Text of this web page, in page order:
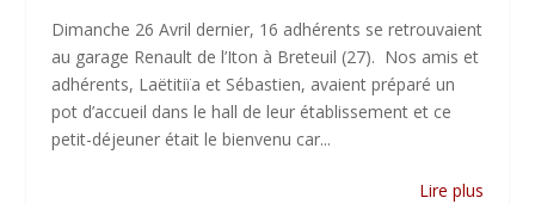
Dimanche 26 Avril dernier, 16 adhérents se retrouvaient
au garage Renault de l’Iton à Breteuil (27). Nos amis et
adhérents, Laëtitiïa et Sébastien, avaient préparé un
pot d’accueil dans le hall de leur établissement et ce
petit-déjeuner était le bienvenu car...
Lire plus